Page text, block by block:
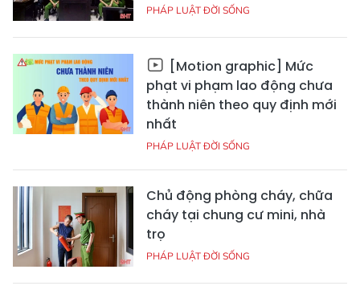
PHÁP LUẬT ĐỜI SỐNG
[Motion graphic] Mức
phạt vi phạm lao động chưa
thành niên theo quy định mới
nhất
PHÁP LUẬT ĐỜI SỐNG
Chủ động phòng cháy, chữa
cháy tại chung cư mini, nhà
trọ
PHÁP LUẬT ĐỜI SỐNG